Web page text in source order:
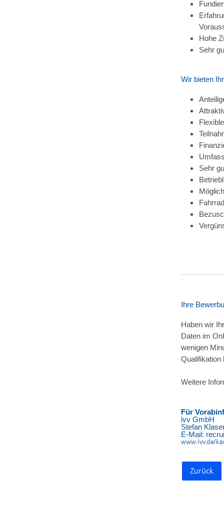
Hohe
Sehr
Wir bieten
Sehr
Ihre
Haben wir
Daten im
wenigen
Qualifikation
Weitere
Für
ivv GmbH
Stefan
E-Mail:
www.ivv.de/
Zurück